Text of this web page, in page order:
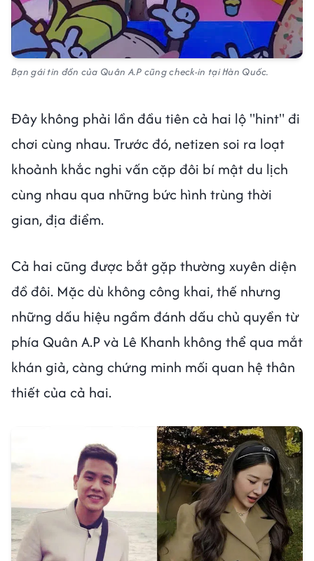
Bạn gái tin đồn của Quân A.P cũng check-in tại Hàn Quốc.
Đây không phải lần đầu tiên cả hai lộ "hint" đi
chơi cùng nhau. Trước đó, netizen soi ra loạt
khoảnh khắc nghi vấn cặp đôi bí mật du lịch
cùng nhau qua những bức hình trùng thời
gian, địa điểm.
Cả hai cũng được bắt gặp thường xuyên diện
đồ đôi. Mặc dù không công khai, thế nhưng
những dấu hiệu ngầm đánh dấu chủ quyền từ
phía Quân A.P và Lê Khanh không thể qua mắt
khán giả, càng chứng minh mối quan hệ thân
thiết của cả hai.